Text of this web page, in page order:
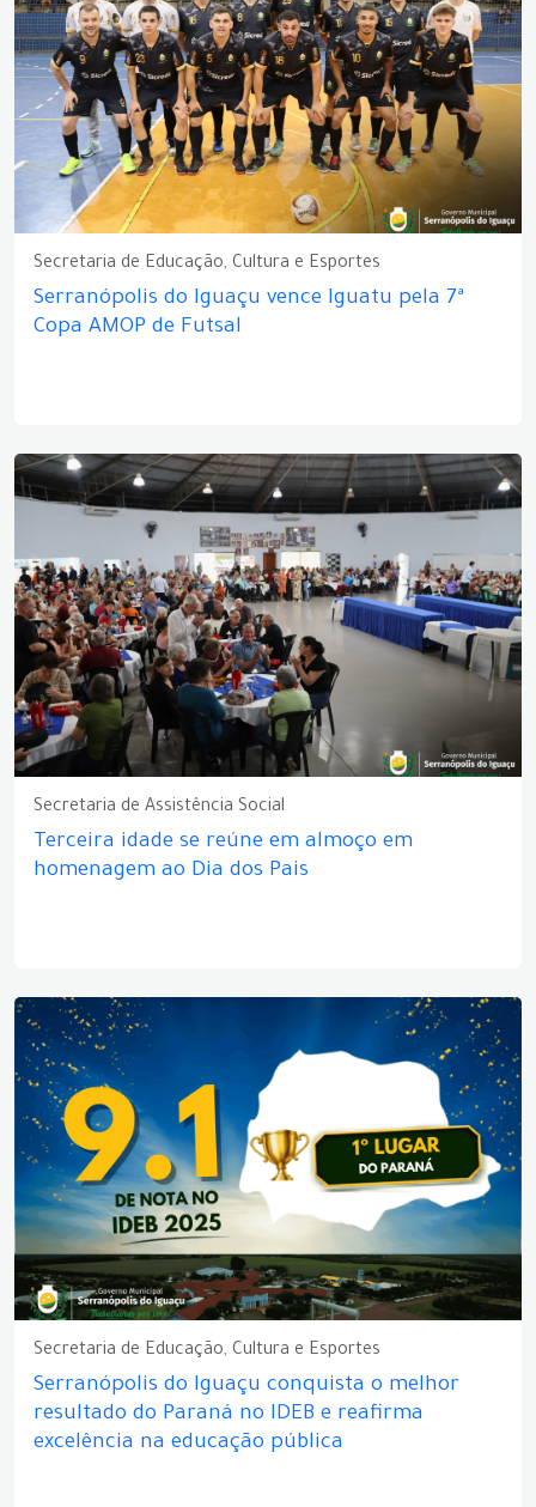
Secretaria de Educação, Cultura e Esportes
Serranópolis do Iguaçu vence Iguatu pela 7ª
Copa AMOP de Futsal
Secretaria de Assistência Social
Terceira idade se reúne em almoço em
homenagem ao Dia dos Pais
Secretaria de Educação, Cultura e Esportes
Serranópolis do Iguaçu conquista o melhor
resultado do Paraná no IDEB e reafirma
excelência na educação pública